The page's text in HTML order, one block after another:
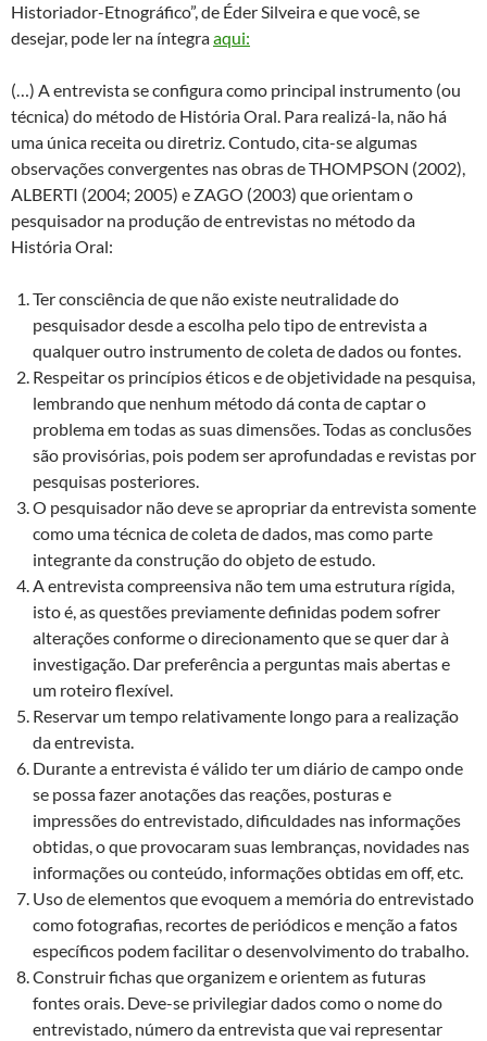
Historiador-Etnográfico”, de Éder Silveira e que você, se
desejar, pode ler na íntegraaqui:
(…) A entrevista se configura como principal instrumento (ou
técnica) do método de História Oral. Para realizá-la, não há
uma única receita ou diretriz. Contudo, cita-se algumas
observações convergentes nas obras de THOMPSON (2002),
ALBERTI (2004; 2005) e ZAGO (2003) que orientam o
pesquisador na produção de entrevistas no método da
História Oral:
Ter consciência de que não existe neutralidade do
pesquisador desde a escolha pelo tipo de entrevista a
qualquer outro instrumento de coleta de dados ou fontes.
Respeitar os princípios éticos e de objetividade na pesquisa,
lembrando que nenhum método dá conta de captar o
problema em todas as suas dimensões. Todas as conclusões
são provisórias, pois podem ser aprofundadas e revistas por
pesquisas posteriores.
O pesquisador não deve se apropriar da entrevista somente
como uma técnica de coleta de dados, mas como parte
integrante da construção do objeto de estudo.
A entrevista compreensiva não tem uma estrutura rígida,
isto é, as questões previamente definidas podem sofrer
alterações conforme o direcionamento que se quer dar à
investigação. Dar preferência a perguntas mais abertas e
um roteiro flexível.
Reservar um tempo relativamente longo para a realização
da entrevista.
Durante a entrevista é válido ter um diário de campo onde
se possa fazer anotações das reações, posturas e
impressões do entrevistado, dificuldades nas informações
obtidas, o que provocaram suas lembranças, novidades nas
informações ou conteúdo, informações obtidas em off, etc.
Uso de elementos que evoquem a memória do entrevistado
como fotografias, recortes de periódicos e menção a fatos
específicos podem facilitar o desenvolvimento do trabalho.
Construir fichas que organizem e orientem as futuras
fontes orais. Deve-se privilegiar dados como o nome do
entrevistado, número da entrevista que vai representar